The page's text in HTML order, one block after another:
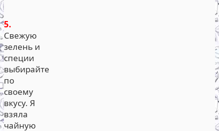
5.
Свежую
зелень и
специи
выбирайте
по
своему
вкусу. Я
взяла
чайную